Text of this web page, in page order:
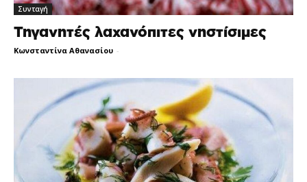
Συνταγή
Τηγανητές λαχανόπιτες νηστίσιμες
Κωνσταντίνα Αθανασίου -